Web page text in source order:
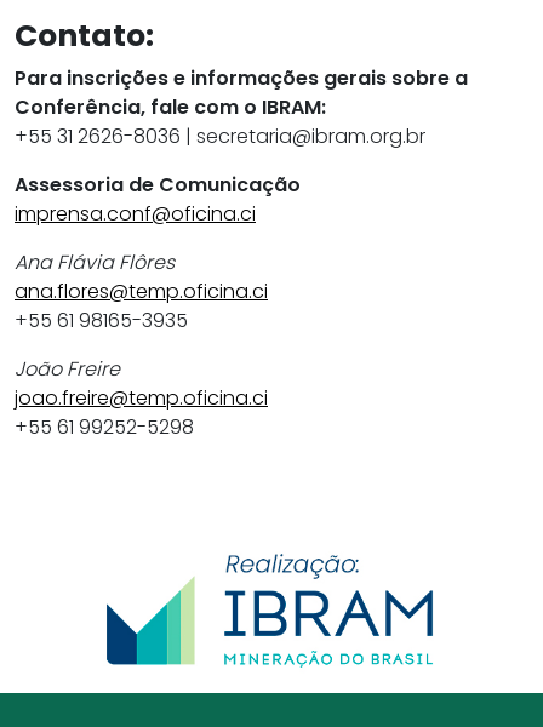
Contato:
Para inscrições e informações gerais sobre a
Conferência, fale com o IBRAM:
+55 31 2626-8036 | secretaria@ibram.org.br
Assessoria de Comunicação
imprensa.conf@oficina.ci
Ana Flávia Flôres
ana.flores@temp.oficina.ci
+55 61 98165-3935
João Freire
joao.freire@temp.oficina.ci
+55 61 99252-5298